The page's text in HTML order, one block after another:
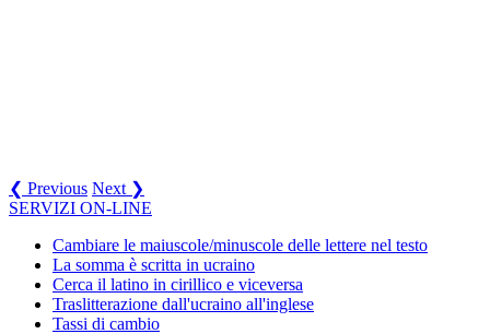
❮ Previous Next ❯
SERVIZI ON-LINE
Cambiare le maiuscole/minuscole delle lettere nel testo
La somma è scritta in ucraino
Cerca il latino in cirillico e viceversa
Traslitterazione dall'ucraino all'inglese
Tassi di cambio